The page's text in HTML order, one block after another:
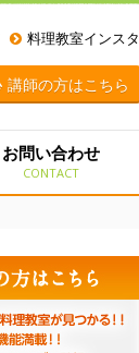
料理教室インスタ
講師の方はこちら
お問い合わせ
CONTACT